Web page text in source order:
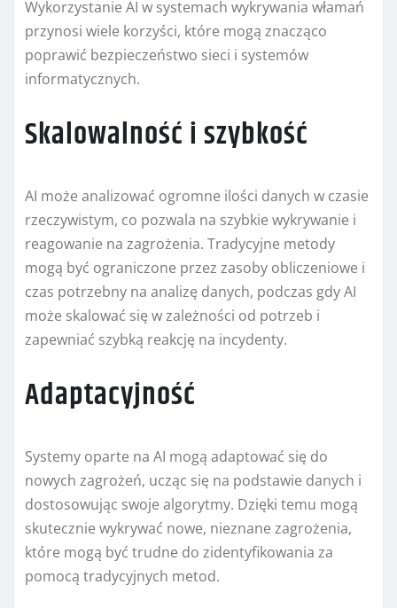
Wykorzystanie AI w systemach wykrywania włamań
przynosi wiele korzyści, które mogą znacząco
poprawić bezpieczeństwo sieci i systemów
informatycznych.
Skalowalność i szybkość
AI może analizować ogromne ilości danych w czasie
rzeczywistym, co pozwala na szybkie wykrywanie i
reagowanie na zagrożenia. Tradycyjne metody
mogą być ograniczone przez zasoby obliczeniowe i
czas potrzebny na analizę danych, podczas gdy AI
może skalować się w zależności od potrzeb i
zapewniać szybką reakcję na incydenty.
Adaptacyjność
Systemy oparte na AI mogą adaptować się do
nowych zagrożeń, ucząc się na podstawie danych i
dostosowując swoje algorytmy. Dzięki temu mogą
skutecznie wykrywać nowe, nieznane zagrożenia,
które mogą być trudne do zidentyfikowania za
pomocą tradycyjnych metod.